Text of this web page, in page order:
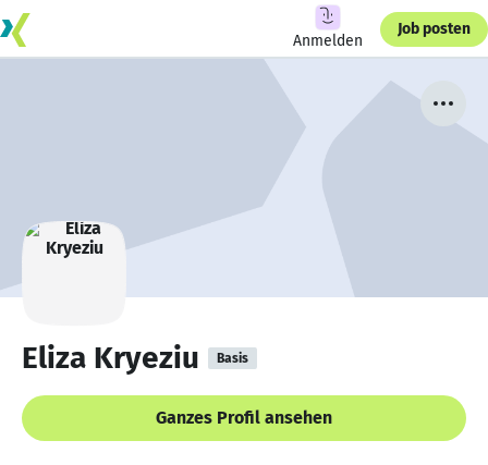
Anmelden
Job posten
Eliza Kryeziu Basis
Ganzes Profil ansehen